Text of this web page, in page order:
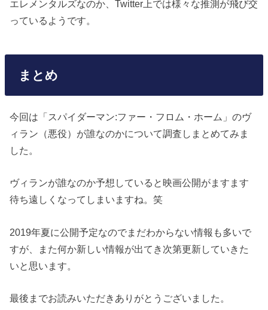
エレメンタルズなのか、Twitter上では様々な推測が飛び交
っているようです。
まとめ
今回は「スパイダーマン:ファー・フロム・ホーム」のヴ
ィラン（悪役）が誰なのかについて調査しまとめてみま
した。
ヴィランが誰なのか予想していると映画公開がますます
待ち遠しくなってしまいますね。笑
2019年夏に公開予定なのでまだわからない情報も多いで
すが、また何か新しい情報が出てき次第更新していきた
いと思います。
最後までお読みいただきありがとうございました。